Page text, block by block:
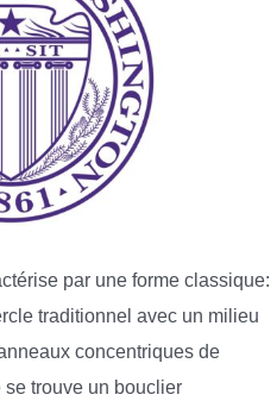
par une forme classique:
traditionnel avec un milieu
concentriques de
se trouve un bouclier